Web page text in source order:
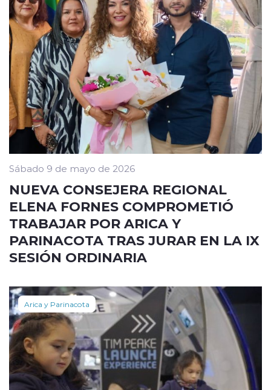
Sábado 9 de mayo de 2026
NUEVA CONSEJERA REGIONAL
ELENA FORNES COMPROMETIÓ
TRABAJAR POR ARICA Y
PARINACOTA TRAS JURAR EN LA IX
SESIÓN ORDINARIA
Arica y Parinacota